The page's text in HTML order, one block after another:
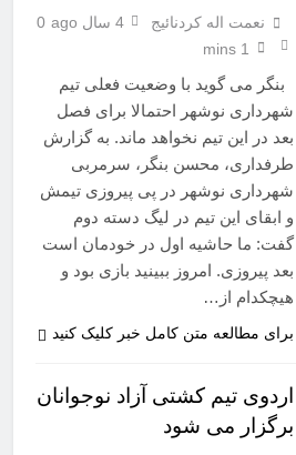
نعمت اله کردنائیج 4 سال ago
0
1 mins
بنگر می گوید با وضعیت فعلی تیم
شهرداری نوشهر احتمالا برای فصل
بعد در این تیم نخواهد ماند. به گزارش
طرفداری، محسن بنگر، سرمربی
شهرداری نوشهر در پی پیروزی تیمش
و ابقای این تیم در لیگ دسته دوم
گفت: ما حاشیه اول در خودمان است
بعد پیروزی. امروز ببینید بازی بود و
هیچکدام از…
برای مطالعه متن کامل خبر کلیک کنید
اردوی تیم کشتی آزاد نوجوانان
برگزار می شود